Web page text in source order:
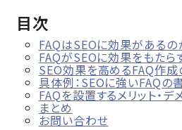
目次
FAQはSEOに効果があるの
FAQがSEOに効果をもたら
SEO効果を高めるFAQ作成
具体例：SEOに強いFAQの
FAQを設置するメリット・デ
まとめ
お問い合わせ